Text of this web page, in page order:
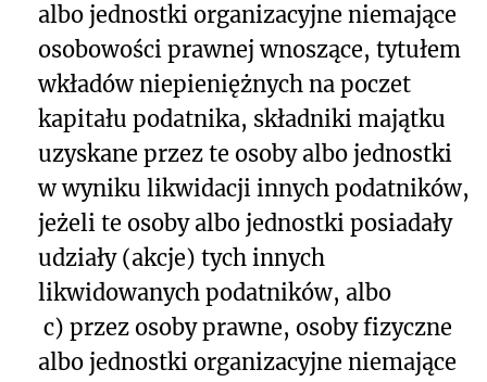
albo jednostki organizacyjne niemające
osobowości prawnej wnoszące, tytułem
wkładów niepieniężnych na poczet
kapitału podatnika, składniki majątku
uzyskane przez te osoby albo jednostki
w wyniku likwidacji innych podatników,
jeżeli te osoby albo jednostki posiadały
udziały (akcje) tych innych
likwidowanych podatników, albo
c) przez osoby prawne, osoby fizyczne
albo jednostki organizacyjne niemające